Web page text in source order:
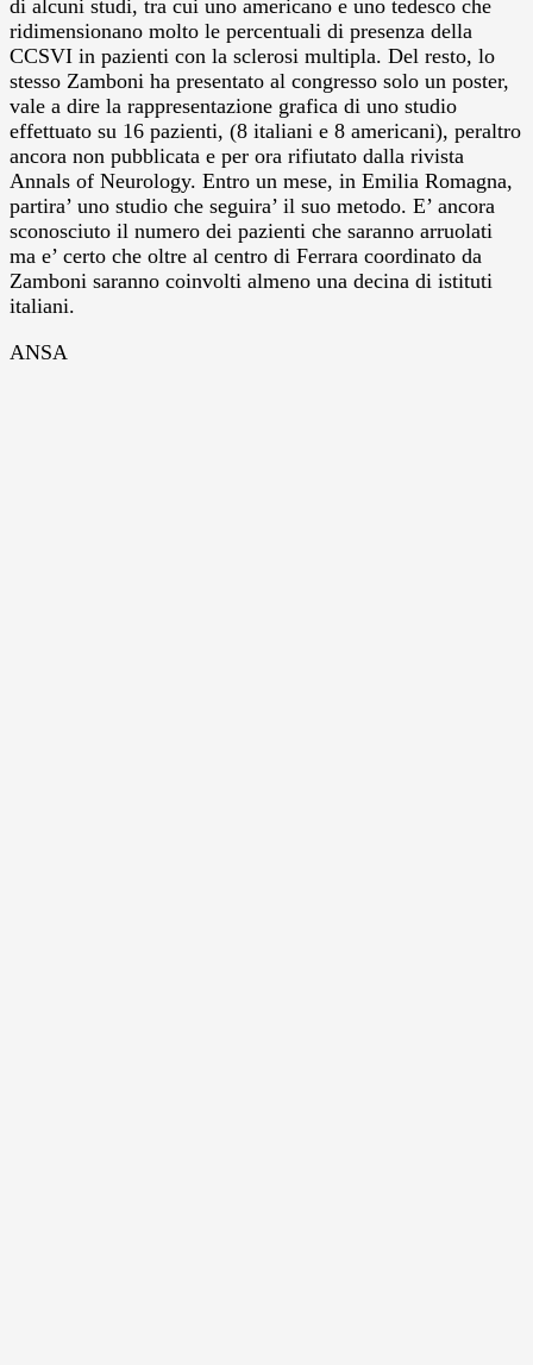
di alcuni studi, tra cui uno americano e uno tedesco che
ridimensionano molto le percentuali di presenza della
CCSVI in pazienti con la sclerosi multipla. Del resto, lo
stesso Zamboni ha presentato al congresso solo un poster,
vale a dire la rappresentazione grafica di uno studio
effettuato su 16 pazienti, (8 italiani e 8 americani), peraltro
ancora non pubblicata e per ora rifiutato dalla rivista
Annals of Neurology. Entro un mese, in Emilia Romagna,
partira’ uno studio che seguira’ il suo metodo. E’ ancora
sconosciuto il numero dei pazienti che saranno arruolati
ma e’ certo che oltre al centro di Ferrara coordinato da
Zamboni saranno coinvolti almeno una decina di istituti
italiani.
ANSA